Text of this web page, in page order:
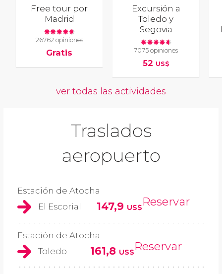
Free tour por
Madrid
26762 opiniones
Gratis
Excursión a
Toledo y
Segovia
7075 opiniones
52 US$
ver todas las actividades
Traslados
aeropuerto
Estación de Atocha
El Escorial
147,9 US$Reservar
Estación de Atocha
Toledo
161,8 US$Reservar